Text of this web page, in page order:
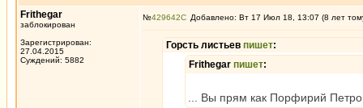
Frithegar
заблокирован
Зарегистрирован:
27.04.2015
Суждений: 5882
№429642 Добавлено: Вт 17 Июл 18, 13:07 (8 лет
Горсть листьев пишет:
Frithegar пишет:
... Вы прям как Порфирий